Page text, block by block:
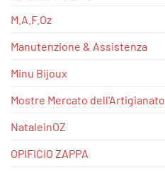
M.A.F.Oz
Manutenzione & Assistenza
Minu Bijoux
Mostre Mercato dell'Artigianato
NataleinOZ
OPIFICIO ZAPPA